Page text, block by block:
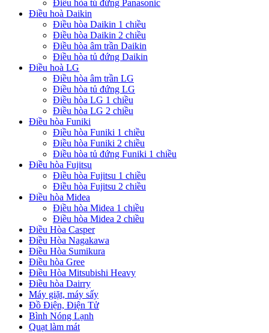
Điều hòa tủ đứng Panasonic
Điều hoà Daikin
Điều hòa Daikin 1 chiều
Điều hòa Daikin 2 chiều
Điều hòa âm trần Daikin
Điều hòa tủ đứng Daikin
Điều hoà LG
Điều hòa âm trần LG
Điều hòa tủ đứng LG
Điều hòa LG 1 chiều
Điều hòa LG 2 chiều
Điều hòa Funiki
Điều hòa Funiki 1 chiều
Điều hòa Funiki 2 chiều
Điều hòa tủ đứng Funiki 1 chiều
Điều hòa Fujitsu
Điều hòa Fujitsu 1 chiều
Điều hòa Fujitsu 2 chiều
Điều hòa Midea
Điều hòa Midea 1 chiều
Điều hòa Midea 2 chiều
Điều Hòa Casper
Điều Hòa Nagakawa
Điều Hòa Sumikura
Điều hòa Gree
Điều Hòa Mitsubishi Heavy
Điều hòa Dairry
Máy giặt, máy sấy
Đồ Điện, Điện Tử
Bình Nóng Lạnh
Quạt làm mát